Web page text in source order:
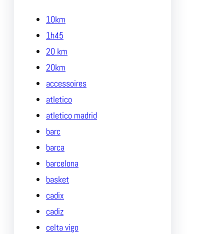
10km
1h45
20 km
20km
accessoires
atletico
atletico madrid
barc
barca
barcelona
basket
cadix
cadiz
celta vigo